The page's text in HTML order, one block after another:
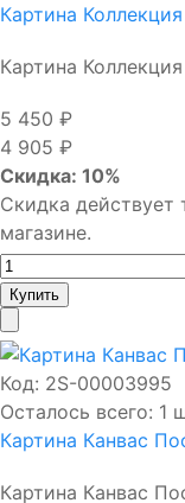
Картина
Картина
5 450 ₽
4 905 ₽
Скидка: 10%
Скидка действует
магазине.
Код: 2S-00003995
Осталось всего: 1
Картина Канвас
Картина Канвас